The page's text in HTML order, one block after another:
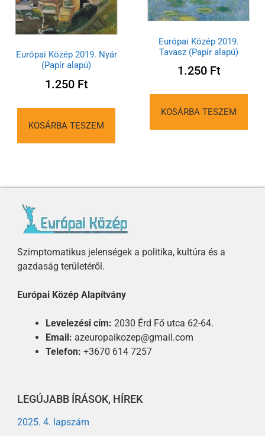
Európai Közép 2019. Nyár
(Papír alapú)
1.250 Ft
KOSÁRBA TESZEM
Európai Közép 2019.
Tavasz (Papír alapú)
1.250 Ft
KOSÁRBA TESZEM
Szimptomatikus jelenségek a politika, kultúra és a
gazdaság területéről.
Európai Közép Alapítvány
Levelezési cím: 2030 Érd Fő utca 62-64.
Email: azeuropaikozep@gmail.com
Telefon: +3670 614 7257
LEGÚJABB ÍRÁSOK, HÍREK
2025. 4. lapszám